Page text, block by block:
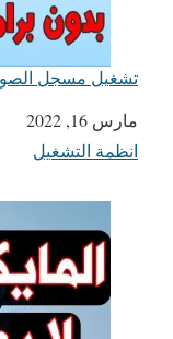
تشغيل مسجل الصوت ويندوز 11 تشغيل
التاريخ
مارس 16, 2022
في ما يتعلق بما يأتي
انظمة التشغيل